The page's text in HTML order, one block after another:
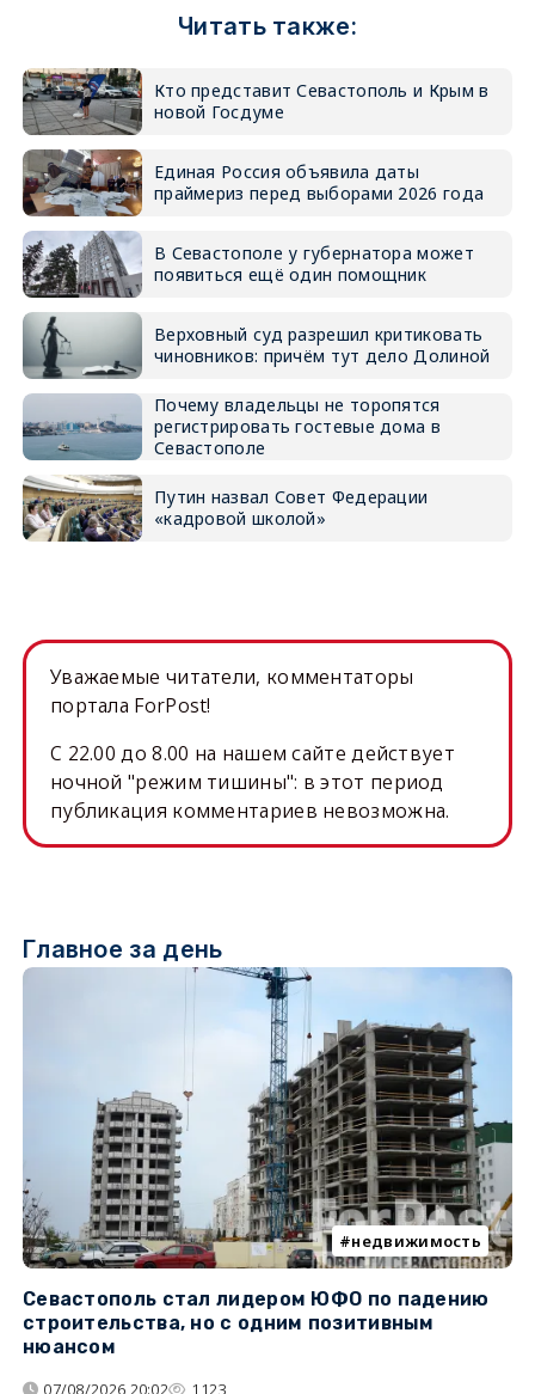
Читать также:
Кто представит Севастополь и Крым в
новой Госдуме
Единая Россия объявила даты
праймериз перед выборами 2026 года
В Севастополе у губернатора может
появиться ещё один помощник
Верховный суд разрешил критиковать
чиновников: причём тут дело Долиной
Почему владельцы не торопятся
регистрировать гостевые дома в
Севастополе
Путин назвал Совет Федерации
«кадровой школой»
Уважаемые читатели, комментаторы
портала ForPost!
C 22.00 до 8.00 на нашем сайте действует
ночной "режим тишины": в этот период
публикация комментариев невозможна.
Главное за день
недвижимость
Севастополь стал лидером ЮФО по падению
строительства, но с одним позитивным
нюансом
07/08/2026 20:02 1123